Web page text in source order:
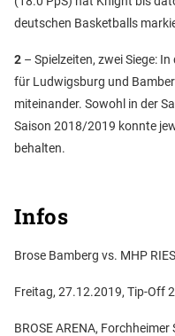
deutschen Basketballs
2 – Spielzeiten, zwei Siege:
für Ludwigsburg und
miteinander. Sowohl in der
Saison 2018/2019 konnte
behalten.
Infos
Brose Bamberg vs. MHP
Freitag, 27.12.2019, Tip-Off
BROSE ARENA,